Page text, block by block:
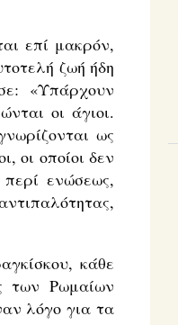
επί μακρόν,
ζωή ήδη
«Υπάρχουν
οι άγιοι.
ως
οι οποίοι δεν
ενώσεως,
κάθε
των Ρωμαίων
λόγο για τα